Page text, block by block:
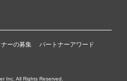
ーの募集 パートナーアワード
Inc. All Rights Reserved.